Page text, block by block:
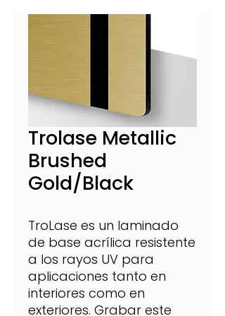
Trolase Metallic
Brushed
Gold/Black
TroLase es un laminado
de base acrílica resistente
a los rayos UV para
aplicaciones tanto en
interiores como en
exteriores. Grabar este